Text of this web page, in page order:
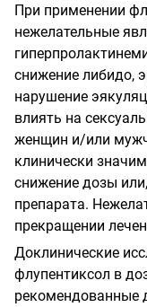
При применении
нежелательные
снижение либидо,
нарушение
влиять на
женщин и/или
клинически
снижение дозы
препарата.
прекращении
Доклинические
флупентиксол в
рекомендованные